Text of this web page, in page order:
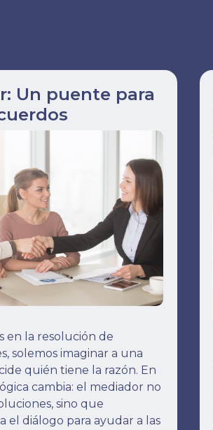
Un puente para
en la resolución de
solemos imaginar a una
quién tiene la razón. En
cambia: el mediador no
sino que
el diálogo para ayudar a las